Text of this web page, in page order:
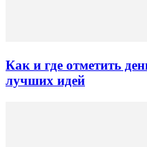
Как и где отметить
лучших идей